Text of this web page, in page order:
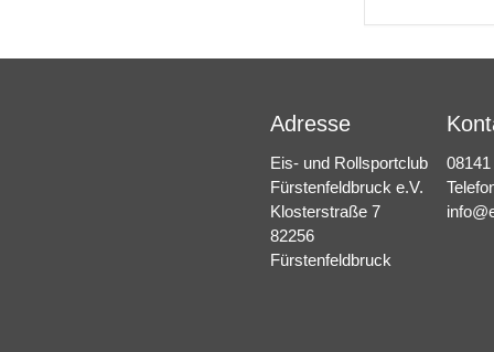
Adresse
Eis- und Rollsportclub
Fürstenfeldbruck e.V.
Klosterstraße 7
82256
Fürstenfeldbruck